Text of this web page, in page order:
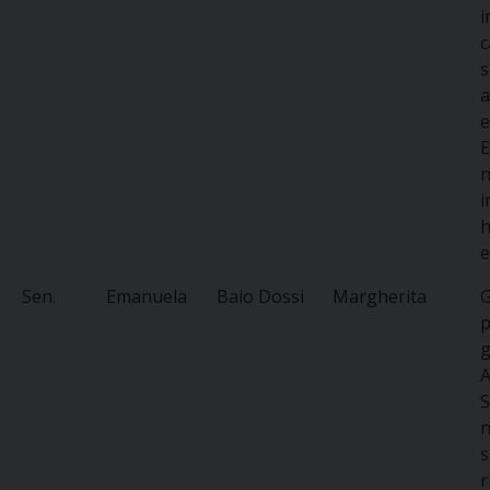
Sen.
Emanuela Baio Dossi Margherita